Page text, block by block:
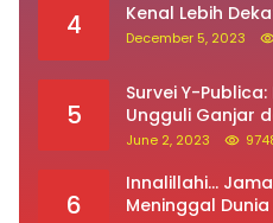
4 Kenal Lebih
December 5, 2023
5
Survei Y-
Ungguli Ganjar
Kepuasan
June 2, 2023
6
Innalillahi…
Meninggal Dunia